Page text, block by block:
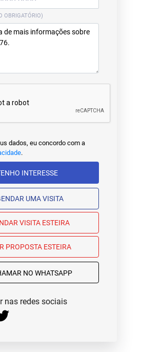
OBRIGATÓRIO)
dados, eu concordo com a
.
TENHO INTERESSE
AGENDAR UMA VISITA
VISITA ESTEIRA
PROPOSTA ESTEIRA
NO WHATSAPP
nas redes sociais